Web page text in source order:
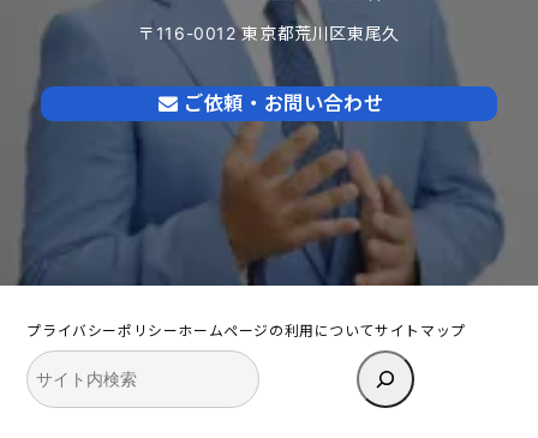
〒116-0012 東京都荒川区東尾久
ご依頼・お問い合わせ
プライバシーポリシーホームページの利用についてサイトマップ
検
索